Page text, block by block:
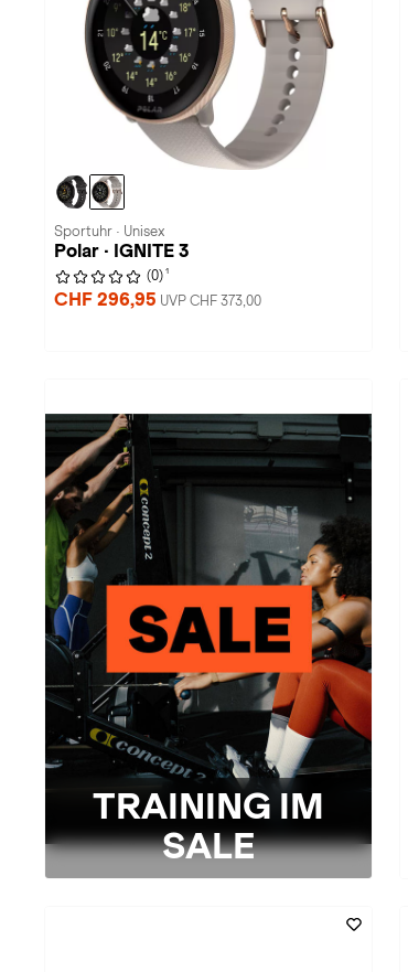
Sportuhr · Unisex
Polar · IGNITE 3
(0) 1
CHF 296,95 UVP CHF 373,00
TRAINING IM
SALE